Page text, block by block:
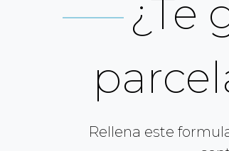
¿Te
Rellena este